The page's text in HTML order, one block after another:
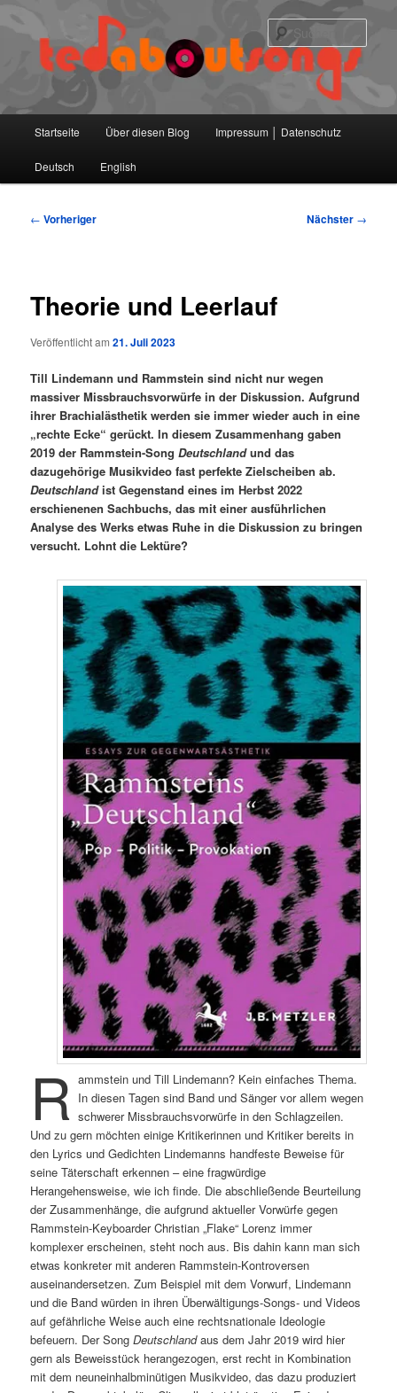
springen
Startseite Über diesen Blog Impressum │ Datenschutz
Deutsch English
Beitragsnavigation
← Vorheriger Nächster →
Theorie und Leerlauf
Veröffentlicht am21. Juli 2023
Till Lindemann und Rammstein sind nicht nur wegen
massiver Missbrauchsvorwürfe in der Diskussion. Aufgrund
ihrer Brachialästhetik werden sie immer wieder auch in eine
„rechte Ecke“ gerückt. In diesem Zusammenhang gaben
2019 der Rammstein-SongDeutschlandund das
dazugehörige Musikvideo fast perfekte Zielscheiben ab.
Deutschlandist Gegenstand eines im Herbst 2022
erschienenen Sachbuchs, das mit einer ausführlichen
Analyse des Werks etwas Ruhe in die Diskussion zu bringen
versucht. Lohnt die Lektüre?
R ammstein und Till Lindemann? Kein einfaches Thema.
In diesen Tagen sind Band und Sänger vor allem wegen
schwerer Missbrauchsvorwürfe in den Schlagzeilen.
Und zu gern möchten einige Kritikerinnen und Kritiker bereits in
den Lyrics und Gedichten Lindemanns handfeste Beweise für
seine Täterschaft erkennen – eine fragwürdige
Herangehensweise, wie ich finde. Die abschließende Beurteilung
der Zusammenhänge, die aufgrund aktueller Vorwürfe gegen
Rammstein-Keyboarder Christian „Flake“ Lorenz immer
komplexer erscheinen, steht noch aus. Bis dahin kann man sich
etwas konkreter mit anderen Rammstein-Kontroversen
auseinandersetzen. Zum Beispiel mit dem Vorwurf, Lindemann
und die Band würden in ihren Überwältigungs-Songs- und Videos
auf gefährliche Weise auch eine rechtsnationale Ideologie
befeuern. Der SongDeutschlandaus dem Jahr 2019 wird hier
gern als Beweisstück herangezogen, erst recht in Kombination
mit dem neuneinhalbminütigen Musikvideo, das dazu produziert